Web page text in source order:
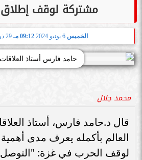
مشتركة لوقف إطلاق
الخميس 09:12 مـ 29 ذو القعدة 1445
حامد فارس أستاذ العلاقات
محمد جلال
قال د.حامد فارس، أستاذ
العالم بأكمله يعرف مدى
لوقف الحرب في غزة: